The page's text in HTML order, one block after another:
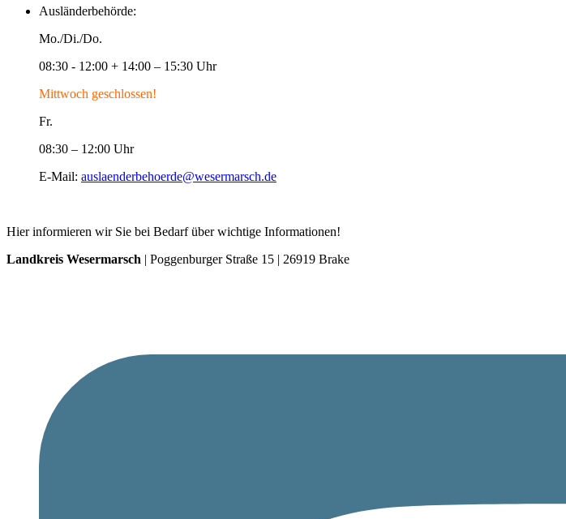
Ausländerbehörde:
Mo./Di./Do.
08:30 - 12:00 + 14:00 – 15:30 Uhr
Mittwoch geschlossen!
Fr.
08:30 – 12:00 Uhr
E-Mail: auslaenderbehoerde@wesermarsch.de
Hier informieren wir Sie bei Bedarf über wichtige Informationen!
Landkreis Wesermarsch | Poggenburger Straße 15 | 26919 Brake